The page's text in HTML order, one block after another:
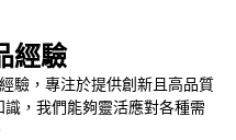
經驗
驗，專注於提供創新且高品質
，我們能夠靈活應對各種需